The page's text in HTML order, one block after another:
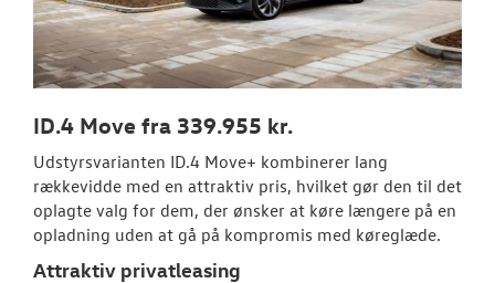
CALIFORNIA -
NYHED! LEJ
TILBEHØR
RESERVEDELE
ID.4 Move fra 339.955 kr.
Udstyrsvarianten ID.4 Move+ kombinerer lang
rækkevidde med en attraktiv pris, hvilket gør den til det
oplagte valg for dem, der ønsker at køre længere på en
opladning uden at gå på kompromis med køreglæde.
Attraktiv privatleasing